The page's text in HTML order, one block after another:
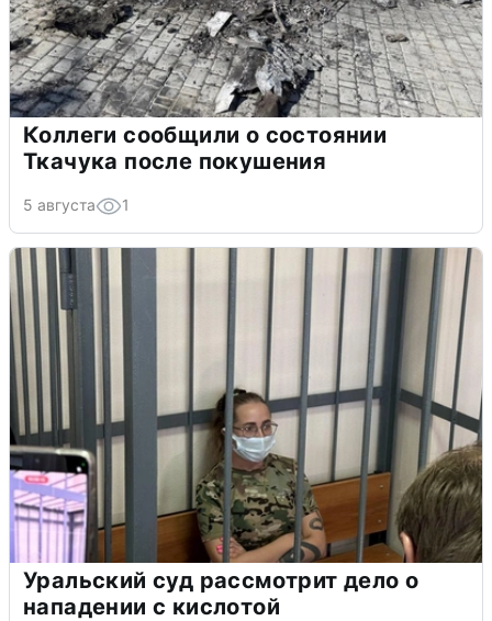
Коллеги сообщили о состоянии
Ткачука после покушения
5 августа 1
Уральский суд рассмотрит дело о
нападении с кислотой